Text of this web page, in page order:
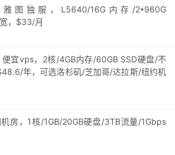
雅图独服，L5640/16G内存/2*960G
，$33/月
便宜vps，2核/4GB内存/60GB SSD硬盘/不
年，可选洛杉矶/芝加哥/达拉斯/纽约机
房，1核/1GB/20GB硬盘/3TB流量/1Gbps